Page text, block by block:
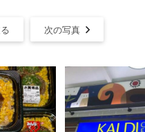
次の写真